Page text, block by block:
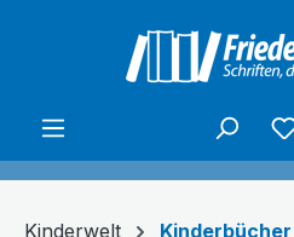
Kinderwelt Kinderbücher